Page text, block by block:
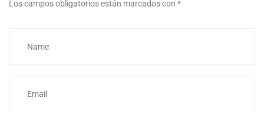
Los campos obligatorios están marcados con *